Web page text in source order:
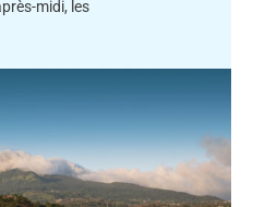
midi, les